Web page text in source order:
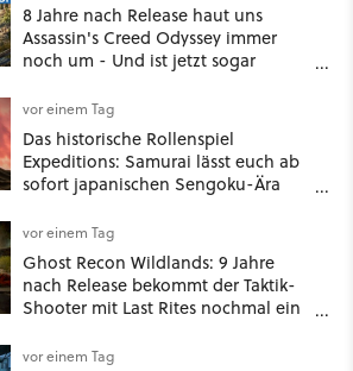
8 Jahre nach Release haut uns
Assassin's Creed Odyssey immer
noch um - Und ist jetzt sogar
vor einem Tag
Das historische Rollenspiel
Expeditions: Samurai lässt euch ab
sofort japanischen Sengoku-Ära
oder Diplomatie
vor einem Tag
Ghost Recon Wildlands: 9 Jahre
nach Release bekommt der Taktik-
Shooter mit Last Rites nochmal ein
vor einem Tag